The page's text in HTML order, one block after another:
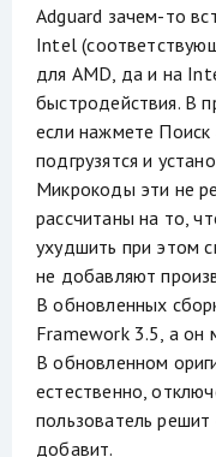
Adguard зачем-то
Intel
для AMD, да и на
быстродействия. В
если нажмете Поиск
подгрузятся и
Микрокоды эти не
рассчитаны на то,
ухудшить при этом
не добавляют
В обновленных
Framework 3.5, а он
В обновленном
естественно,
пользователь
добавит.